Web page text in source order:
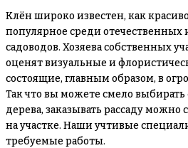
Клён широко известен, как
популярное среди
садоводов. Хозяева собственных
оценят визуальные и
состоящие, главным образом, в
Так что вы можете смело
дерева, заказывать рассаду можно
на участке. Наши учтивые
требуемые работы.